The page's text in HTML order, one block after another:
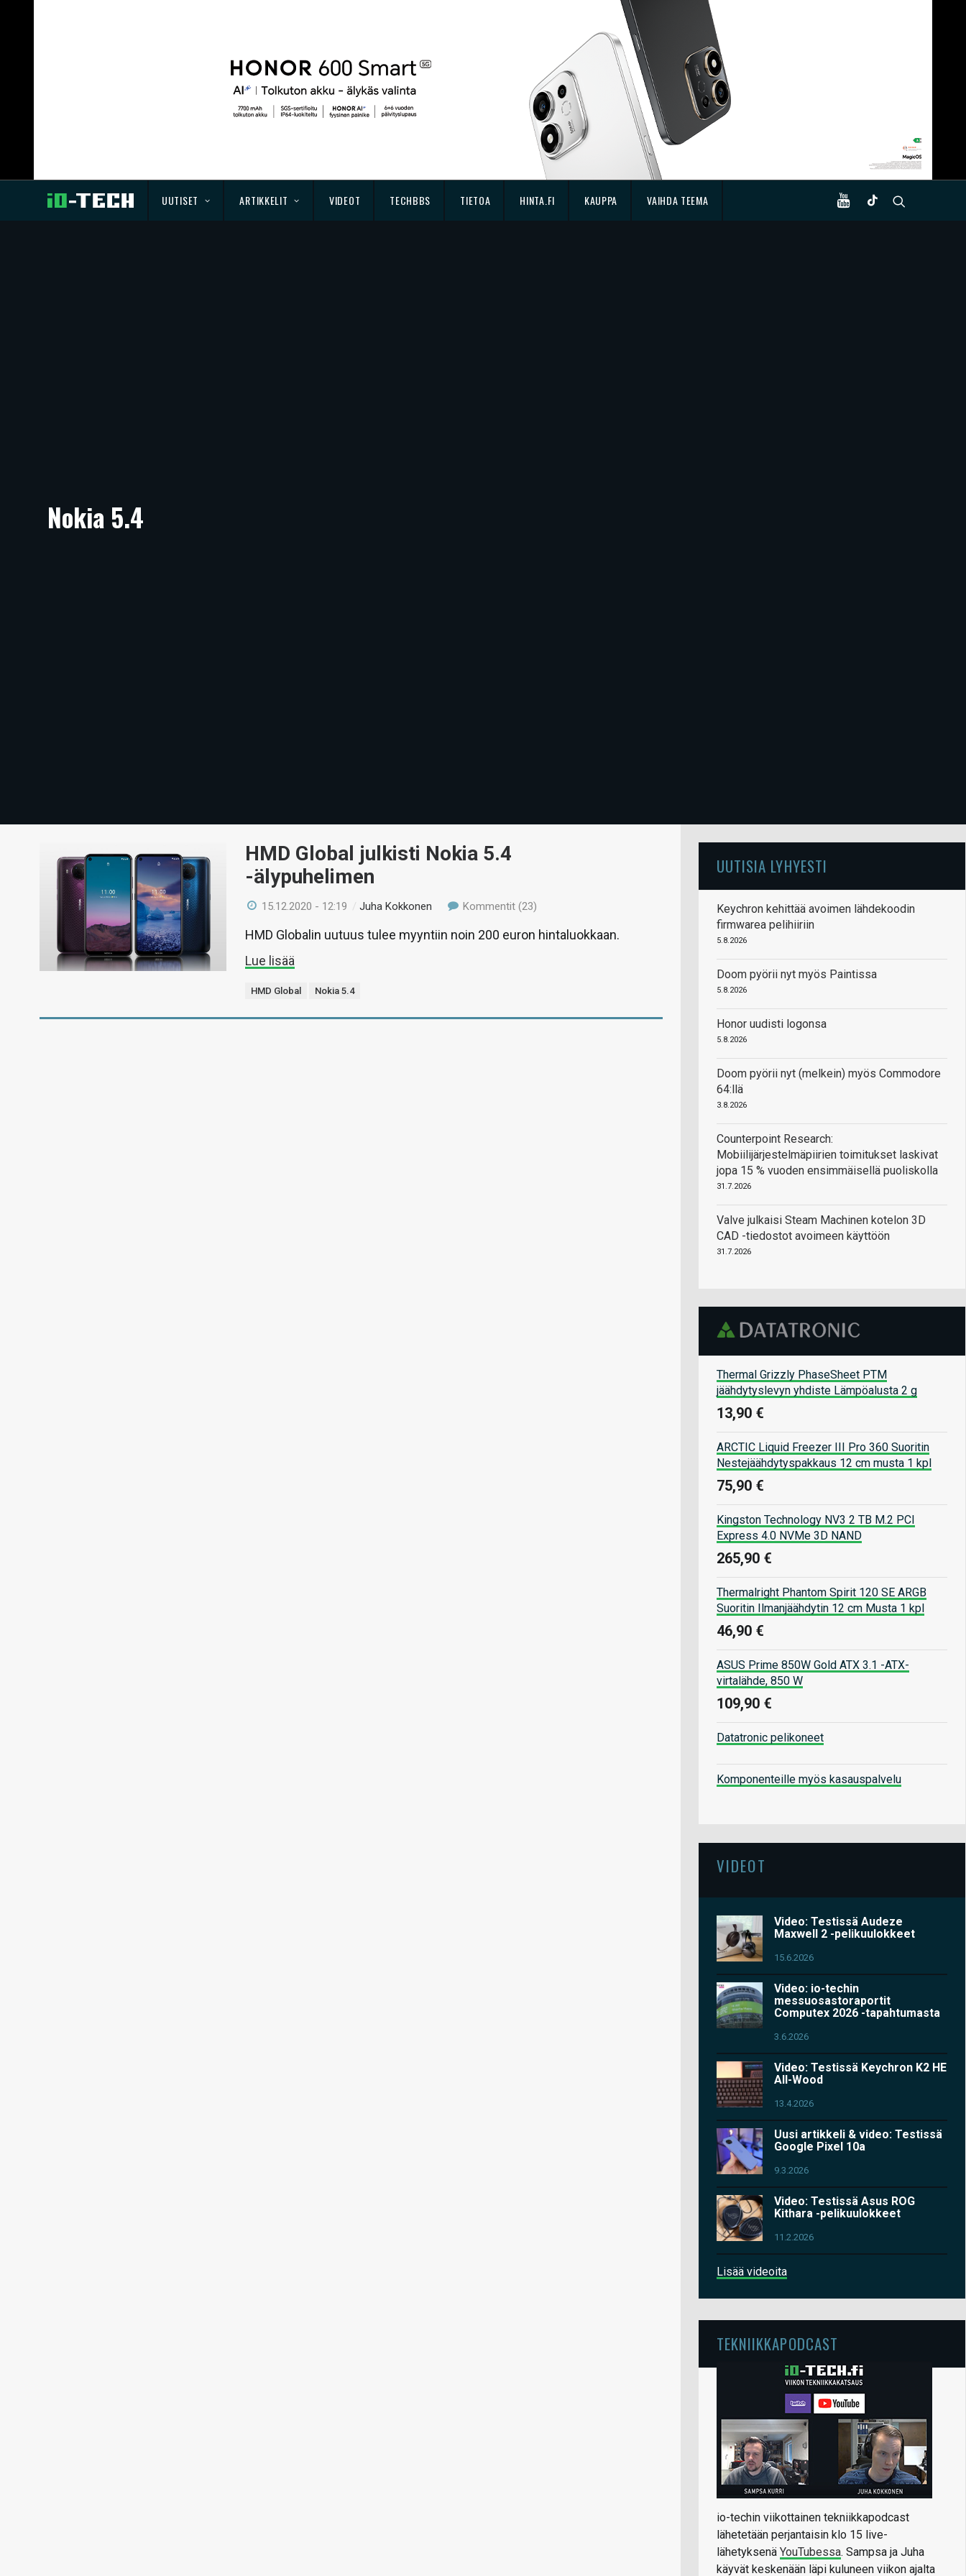
UUTISET ARTIKKELIT VIDEOT TECHBBS TIETOA HINTA.FI KAUPPA VAIHDA TEEMA
Nokia 5.4
HMD Global julkisti Nokia 5.4
-älypuhelimen
15.12.2020 - 12:19 /Juha Kokkonen Kommentit (23)
HMD Globalin uutuus tulee myyntiin noin 200 euron hintaluokkaan.
Lue lisää
HMD Global Nokia 5.4
UUTISIA LYHYESTI
Keychron kehittää avoimen lähdekoodin
firmwarea pelihiiriin
5.8.2026
Doom pyörii nyt myös Paintissa
5.8.2026
Honor uudisti logonsa
5.8.2026
Doom pyörii nyt (melkein) myös Commodore
64:llä
3.8.2026
Counterpoint Research:
Mobiilijärjestelmäpiirien toimitukset laskivat
jopa 15 % vuoden ensimmäisellä puoliskolla
31.7.2026
Valve julkaisi Steam Machinen kotelon 3D
CAD -tiedostot avoimeen käyttöön
31.7.2026
Thermal Grizzly PhaseSheet PTM
jäähdytyslevyn yhdiste Lämpöalusta 2 g
13,90 €
ARCTIC Liquid Freezer III Pro 360 Suoritin
Nestejäähdytyspakkaus 12 cm musta 1 kpl
75,90 €
Kingston Technology NV3 2 TB M.2 PCI
Express 4.0 NVMe 3D NAND
265,90 €
Thermalright Phantom Spirit 120 SE ARGB
Suoritin Ilmanjäähdytin 12 cm Musta 1 kpl
46,90 €
ASUS Prime 850W Gold ATX 3.1 -ATX-
virtalähde, 850 W
109,90 €
Datatronic pelikoneet
Komponenteille myös kasauspalvelu
VIDEOT
Video: Testissä Audeze
Maxwell 2 -pelikuulokkeet
15.6.2026
Video: io-techin
messuosastoraportit
Computex 2026 -tapahtumasta
3.6.2026
Video: Testissä Keychron K2 HE
All-Wood
13.4.2026
Uusi artikkeli & video: Testissä
Google Pixel 10a
9.3.2026
Video: Testissä Asus ROG
Kithara -pelikuulokkeet
11.2.2026
Lisää videoita
TEKNIIKKAPODCAST
io-techin viikottainen tekniikkapodcast
lähetetään perjantaisin klo 15 live-
lähetyksenä YouTubessa. Sampsa ja Juha
käyvät keskenään läpi kuluneen viikon ajalta